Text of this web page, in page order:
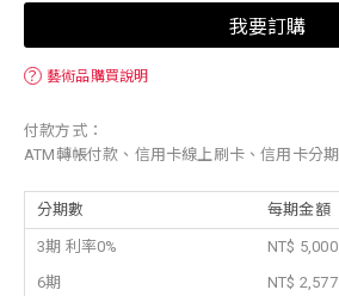
我要訂購
？ 藝術品購買說明
付款方式：
ATM轉帳付款、信用卡線上刷卡、信用卡分期
分期數 每期金額
3期 利率0%
NT$ 5,000
6期
NT$ 2,577